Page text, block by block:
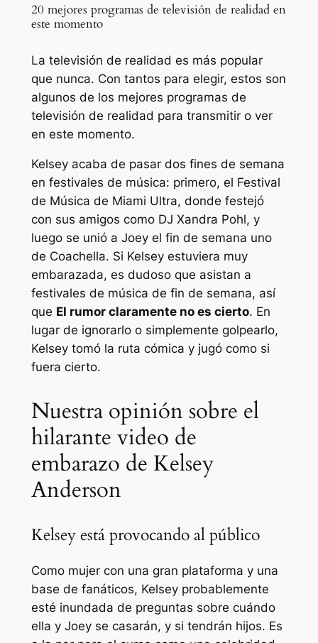
20 mejores programas de televisión de realidad en
este momento
La televisión de realidad es más popular
que nunca. Con tantos para elegir, estos son
algunos de los mejores programas de
televisión de realidad para transmitir o ver
en este momento.
Kelsey acaba de pasar dos fines de semana
en festivales de música: primero, el Festival
de Música de Miami Ultra, donde festejó
con sus amigos como DJ Xandra Pohl, y
luego se unió a Joey el fin de semana uno
de Coachella. Si Kelsey estuviera muy
embarazada, es dudoso que asistan a
festivales de música de fin de semana, así
que El rumor claramente no es cierto. En
lugar de ignorarlo o simplemente golpearlo,
Kelsey tomó la ruta cómica y jugó como si
fuera cierto.
Nuestra opinión sobre el
hilarante video de
embarazo de Kelsey
Anderson
Kelsey está provocando al público
Como mujer con una gran plataforma y una
base de fanáticos, Kelsey probablemente
esté inundada de preguntas sobre cuándo
ella y Joey se casarán, y si tendrán hijos. Es